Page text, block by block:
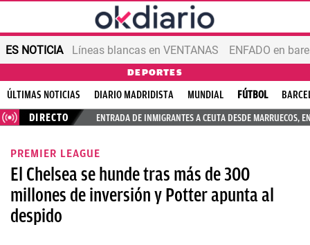
ES NOTICIA Líneas blancas en VENTANAS ENFADO en
DEPORTES
ÚLTIMAS NOTICIAS DIARIO MADRIDISTA MUNDIAL FÚTBOL
DIRECTO
ENTRADA DE INMIGRANTES A CEUTA DESDE MARRUECOS,
PREMIER LEAGUE
El Chelsea se hunde tras más de 300
millones de inversión y Potter apunta al
despido